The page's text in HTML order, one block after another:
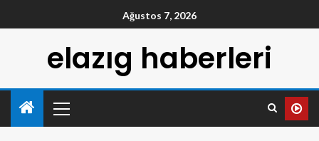
Ağustos 7, 2026
elazıg haberleri